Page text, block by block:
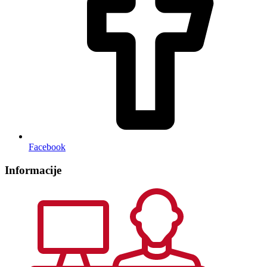
Facebook
Informacije